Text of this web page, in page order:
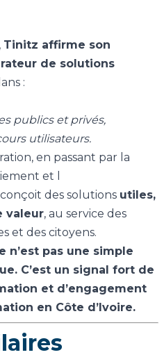
Tinitz affirme son
de solutions
:
publics et privés,
utilisateurs.
en passant par la
et l
des solutions utiles,
valeur, au service des
et des citoyens.
n’est pas une simple
C’est un signal fort de
et d’engagement
en Côte d’Ivoire.